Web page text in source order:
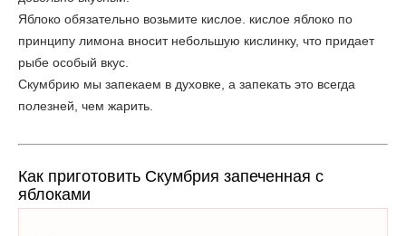
Яблоко обязательно возьмите кислое. кислое яблоко по
принципу лимона вносит небольшую кислинку, что придает
рыбе особый вкус.
Скумбрию мы запекаем в духовке, а запекать это всегда
полезней, чем жарить.
Как приготовить Скумбрия запеченная с
яблоками